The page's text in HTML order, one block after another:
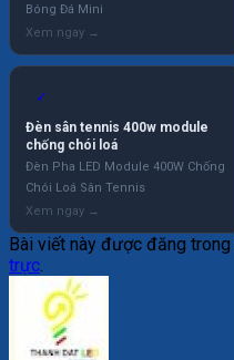
Bóng Đá Mini
✓
Đèn sân tennis 400w module
chống chói loá
Đèn Pha LED Module 400W Chống
Chói Loá Sân Tennis
Bài viết này được đăng trong
trực.